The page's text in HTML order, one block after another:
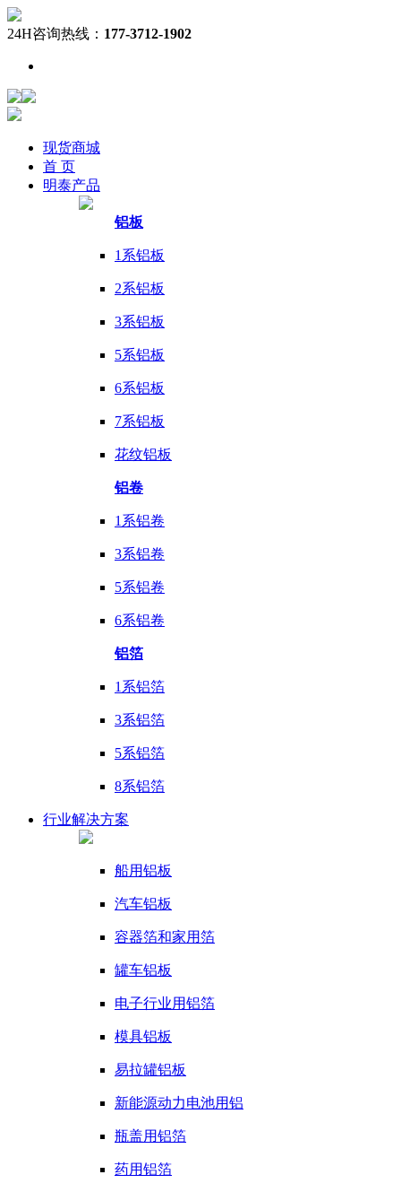
24H咨询热线： 177-3712-1902
现货商城
首 页
明泰产品
铝板
1系铝板
2系铝板
3系铝板
5系铝板
6系铝板
7系铝板
花纹铝板
铝卷
1系铝卷
3系铝卷
5系铝卷
6系铝卷
铝箔
1系铝箔
3系铝箔
5系铝箔
8系铝箔
行业解决方案
船用铝板
汽车铝板
容器箔和家用箔
罐车铝板
电子行业用铝箔
模具铝板
易拉罐铝板
新能源动力电池用铝
瓶盖用铝箔
药用铝箔